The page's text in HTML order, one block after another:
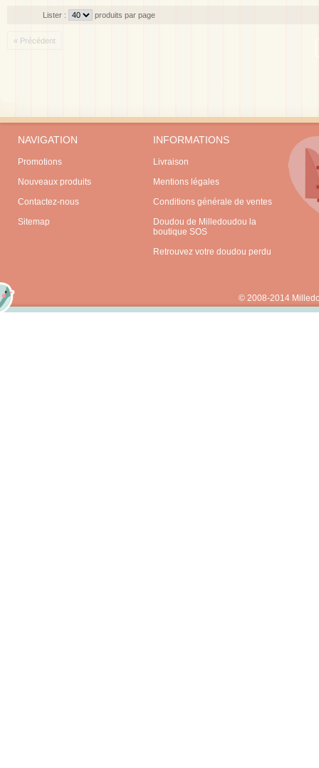
Lister : produits par page
« Précédent
NAVIGATION
Promotions
Nouveaux produits
Contactez-nous
Sitemap
INFORMATIONS
Livraison
Mentions légales
Conditions générale de ventes
Doudou de Milledoudou la
boutique SOS
Retrouvez votre doudou perdu
© 2008-2014